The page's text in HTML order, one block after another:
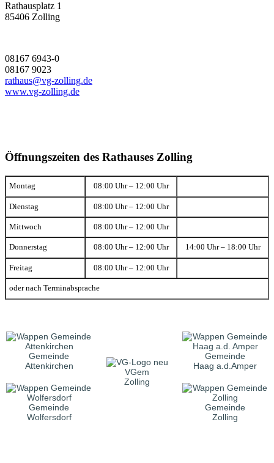
Rathausplatz 1
85406 Zolling
08167 6943-0
08167 9023
rathaus@vg-zolling.de
www.vg-zolling.de
Öffnungszeiten des Rathauses Zolling
Montag 08:00 Uhr – 12:00 Uhr
Dienstag 08:00 Uhr – 12:00 Uhr
Mittwoch 08:00 Uhr – 12:00 Uhr
Donnerstag 08:00 Uhr – 12:00 Uhr 14:00 Uhr – 18:00 Uhr
Freitag 08:00 Uhr – 12:00 Uhr
oder nach Terminabsprache
Gemeinde
Attenkirchen
VGem
Zolling
Gemeinde
Haag a.d.Amper
Gemeinde
Wolfersdorf
Gemeinde
Zolling